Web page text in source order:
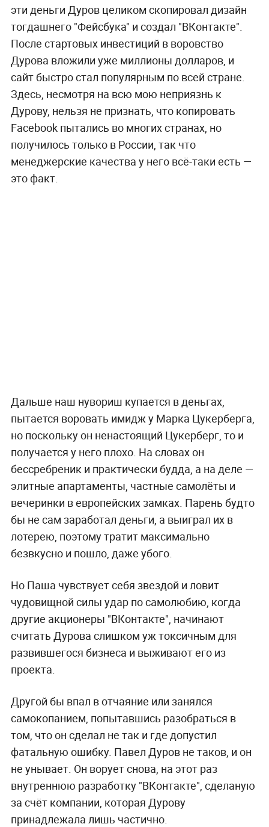
эти деньги Дуров целиком скопировал дизайн
тогдашнего "Фейсбука" и создал "ВКонтакте".
После стартовых инвестиций в воровство
Дурова вложили уже миллионы долларов, и
сайт быстро стал популярным по всей стране.
Здесь, несмотря на всю мою неприязнь к
Дурову, нельзя не признать, что копировать
Facebook пытались во многих странах, но
получилось только в России, так что
менеджерские качества у него всё-таки есть —
это факт.
Дальше наш нувориш купается в деньгах,
пытается воровать имидж у Марка Цукерберга,
но поскольку он ненастоящий Цукерберг, то и
получается у него плохо. На словах он
бессребреник и практически будда, а на деле —
элитные апартаменты, частные самолёты и
вечеринки в европейских замках. Парень будто
бы не сам заработал деньги, а выиграл их в
лотерею, поэтому тратит максимально
безвкусно и пошло, даже убого.
Но Паша чувствует себя звездой и ловит
чудовищной силы удар по самолюбию, когда
другие акционеры "ВКонтакте", начинают
считать Дурова слишком уж токсичным для
развившегося бизнеса и выживают его из
проекта.
Другой бы впал в отчаяние или занялся
самокопанием, попытавшись разобраться в
том, что он сделал не так и где допустил
фатальную ошибку. Павел Дуров не таков, и он
не унывает. Он ворует снова, на этот раз
внутреннюю разработку "ВКонтакте", сделаную
за счёт компании, которая Дурову
принадлежала лишь частично.